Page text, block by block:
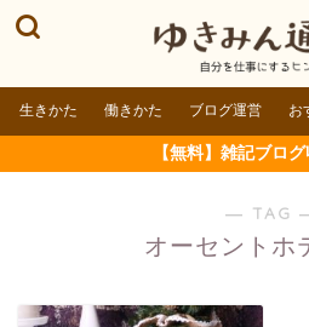
生きかた 働きかた ブログ運営 お
【無料】雑記ブロ
― TAG
オーセントホ